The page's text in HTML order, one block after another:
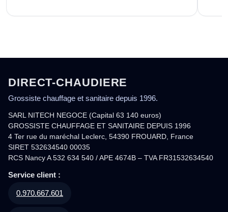
DIRECT-CHAUDIERE
Grossiste chauffage et sanitaire depuis 1996.
SARL NITECH NEGOCE (Capital 63 140 euros)
GROSSISTE CHAUFFAGE ET SANITAIRE DEPUIS 1996
4 Ter rue du maréchal Leclerc, 54390 FROUARD, France
SIRET 532634540 00035
RCS Nancy A 532 634 540 / APE 4674B – TVA FR31532634540
Service client :
0.970.667.601